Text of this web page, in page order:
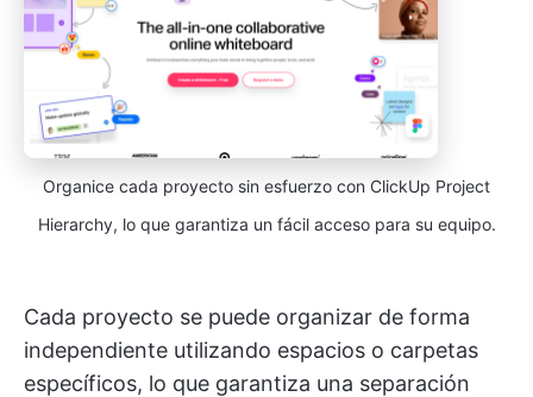
Organice cada proyecto sin esfuerzo con ClickUp Project
Hierarchy, lo que garantiza un fácil acceso para su equipo.
Cada proyecto se puede organizar de forma
independiente utilizando espacios o carpetas
específicos, lo que garantiza una separación